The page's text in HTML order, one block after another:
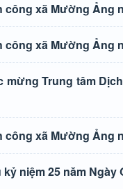
xã Mường Ảng
xã Mường Ảng
Trung tâm
xã Mường Ảng
niệm 25 năm Ngày